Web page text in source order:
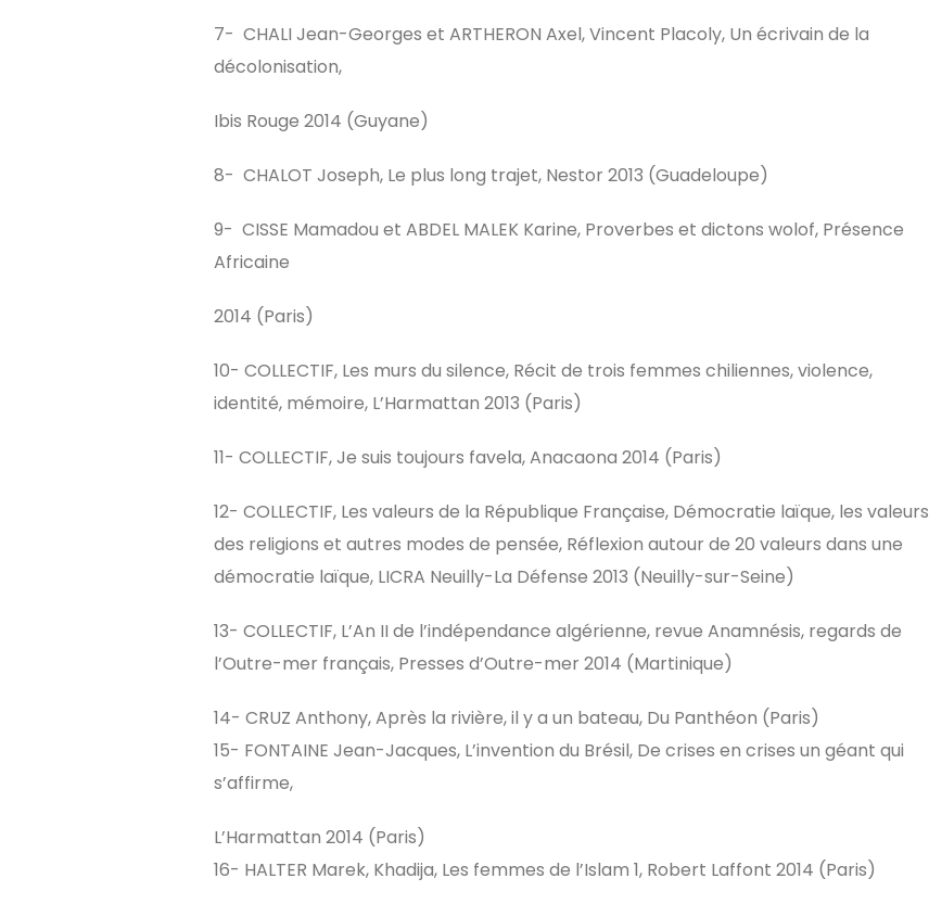
7- CHALI Jean-Georges et ARTHERON Axel, Vincent Placoly, Un écrivain de la
décolonisation,
Ibis Rouge 2014 (Guyane)
8- CHALOT Joseph, Le plus long trajet, Nestor 2013 (Guadeloupe)
9- CISSE Mamadou et ABDEL MALEK Karine, Proverbes et dictons wolof, Présence
Africaine
2014 (Paris)
10- COLLECTIF, Les murs du silence, Récit de trois femmes chiliennes, violence,
identité, mémoire, L’Harmattan 2013 (Paris)
11- COLLECTIF, Je suis toujours favela, Anacaona 2014 (Paris)
12- COLLECTIF, Les valeurs de la République Française, Démocratie laïque, les valeurs
des religions et autres modes de pensée, Réflexion autour de 20 valeurs dans une
démocratie laïque, LICRA Neuilly-La Défense 2013 (Neuilly-sur-Seine)
13- COLLECTIF, L’An II de l’indépendance algérienne, revue Anamnésis, regards de
l’Outre-mer français, Presses d’Outre-mer 2014 (Martinique)
14- CRUZ Anthony, Après la rivière, il y a un bateau, Du Panthéon (Paris)
15- FONTAINE Jean-Jacques, L’invention du Brésil, De crises en crises un géant qui
s’affirme,
L’Harmattan 2014 (Paris)
16- HALTER Marek, Khadija, Les femmes de l’Islam 1, Robert Laffont 2014 (Paris)